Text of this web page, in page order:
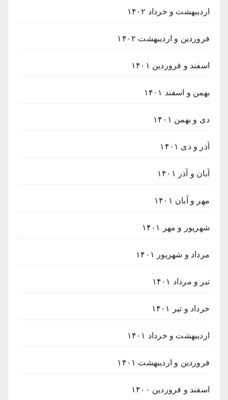
اردیبهشت و خرداد ۱۴۰۲
فروردین و اردیبهشت ۱۴۰۲
اسفند و فروردین ۱۴۰۱
بهمن و اسفند ۱۴۰۱
دی و بهمن ۱۴۰۱
آذر و دی ۱۴۰۱
آبان و آذر ۱۴۰۱
مهر و آبان ۱۴۰۱
شهریور و مهر ۱۴۰۱
مرداد و شهریور ۱۴۰۱
تیر و مرداد ۱۴۰۱
خرداد و تیر ۱۴۰۱
اردیبهشت و خرداد ۱۴۰۱
فروردین و اردیبهشت ۱۴۰۱
اسفند و فروردین ۱۴۰۰